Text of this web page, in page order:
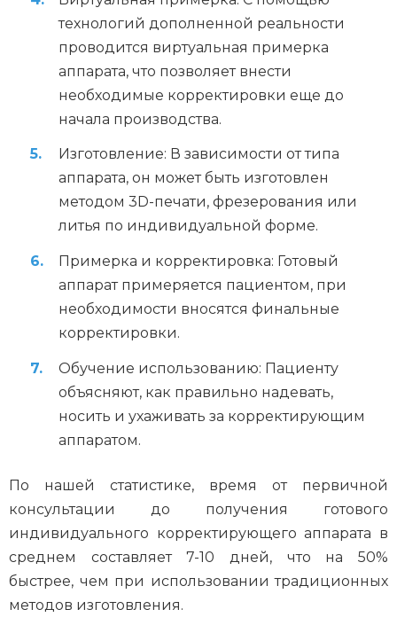
технологий дополненной реальности
проводится виртуальная примерка
аппарата, что позволяет внести
необходимые корректировки еще до
начала производства.
Изготовление: В зависимости от типа
аппарата, он может быть изготовлен
методом 3D-печати, фрезерования или
литья по индивидуальной форме.
Примерка и корректировка: Готовый
аппарат примеряется пациентом, при
необходимости вносятся финальные
корректировки.
Обучение использованию: Пациенту
объясняют, как правильно надевать,
носить и ухаживать за корректирующим
аппаратом.
По нашей статистике, время от первичной
консультации до получения готового
индивидуального корректирующего аппарата в
среднем составляет 7-10 дней, что на 50%
быстрее, чем при использовании традиционных
методов изготовления.